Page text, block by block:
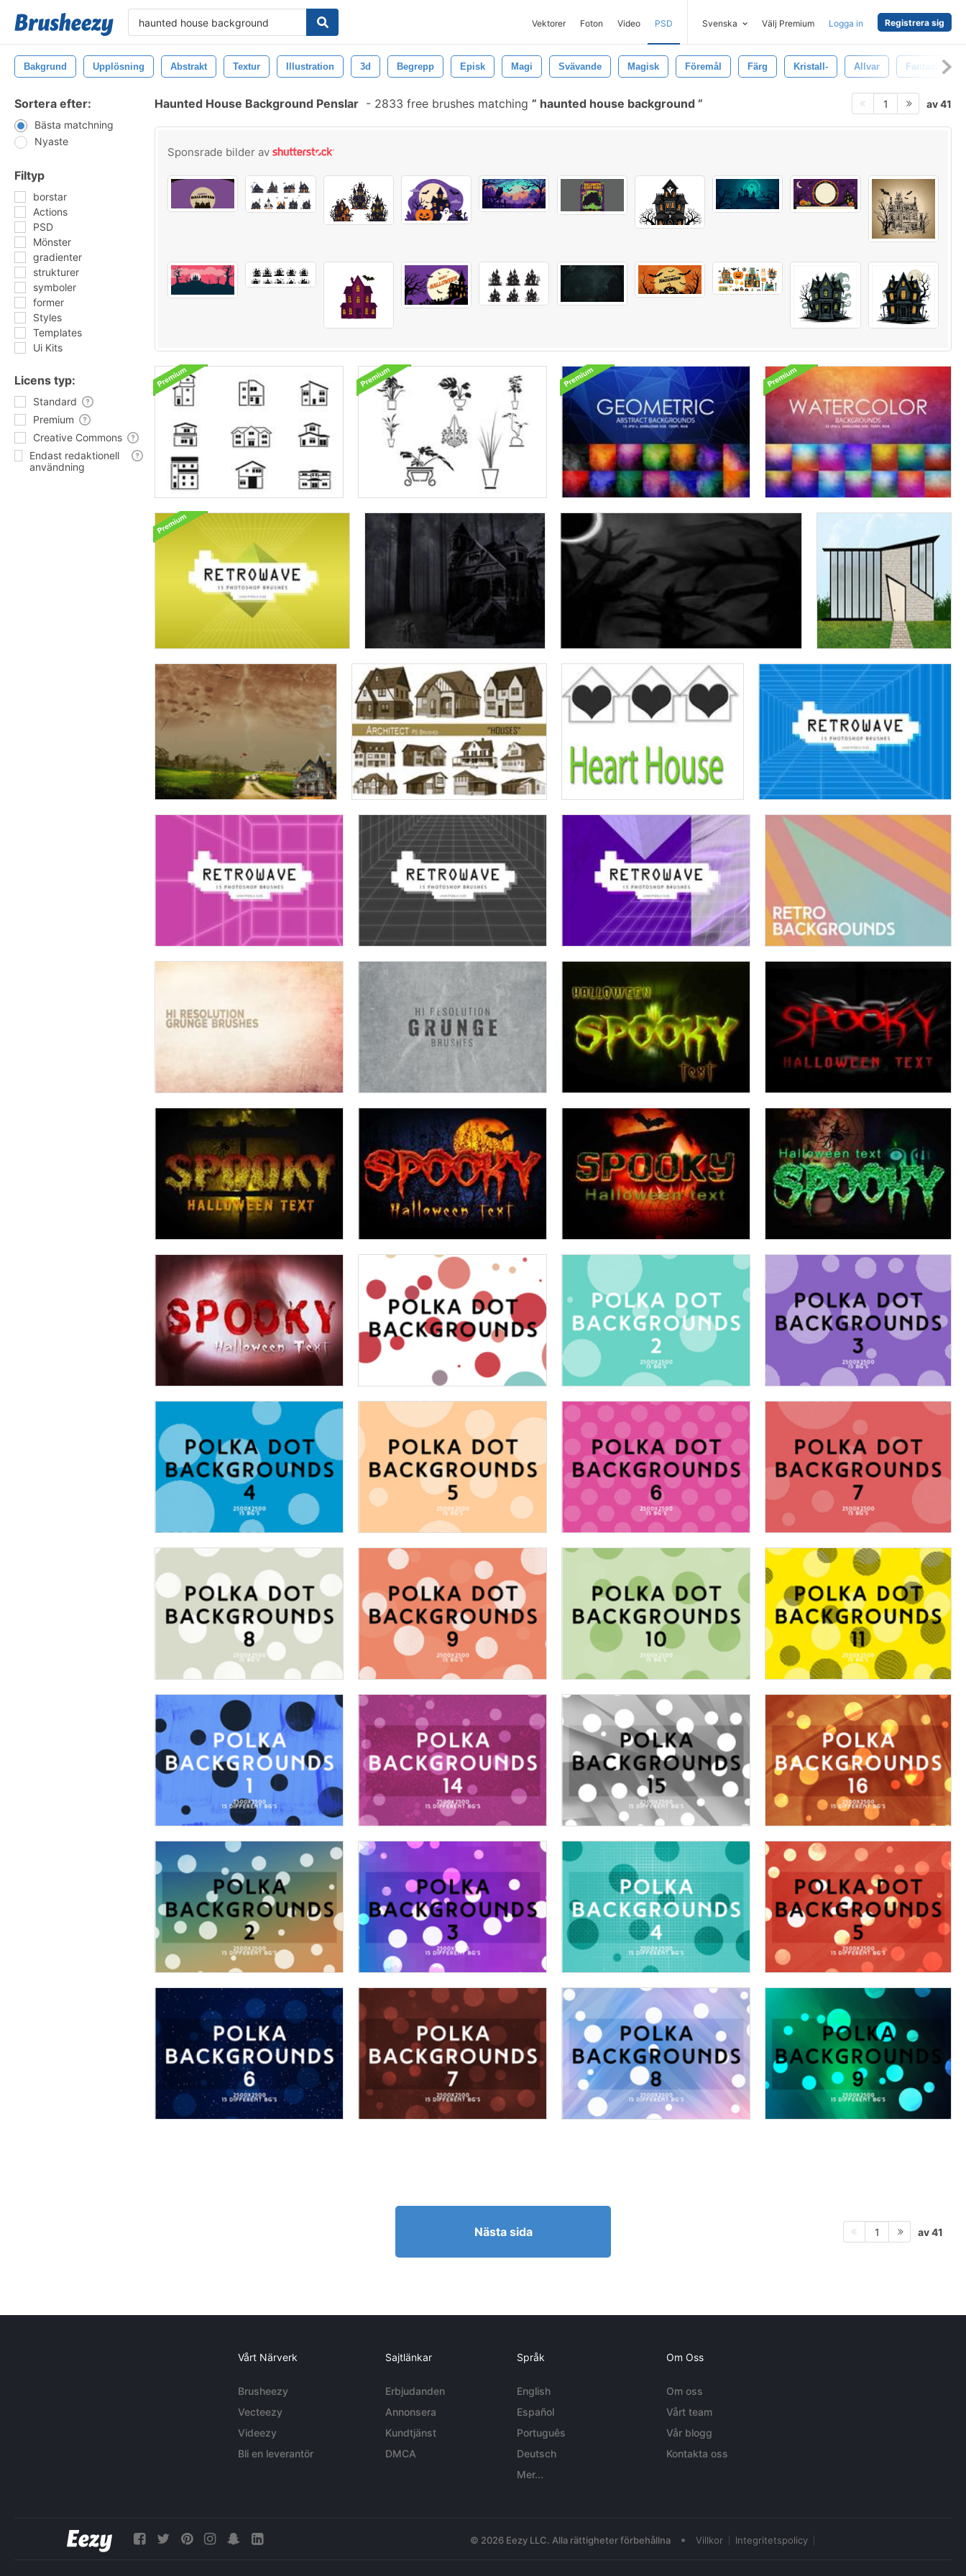
Vektorer Foton Video PSD Svenska Välj Premium Logga in Registrera sig
Bakgrund Upplösning Abstrakt Textur Illustration 3d Begrepp Episk Magi Svävande Magisk Föremål Färg Kristall- Allvar Fantasi
Sortera efter:
Bästa matchning
Nyaste
Filtyp
borstar
Actions
PSD
Mönster
gradienter
strukturer
symboler
former
Styles
Templates
Ui Kits
Licens typ:
Standard
Premium
Creative Commons
Endast redaktionell
användning
Haunted House Background Penslar - 2833 free brushes matching haunted house background 1 av 41
Sponsrade bilder av
Nästa sida 1 av 41
Vårt Närverk
Brusheezy
Vecteezy
Videezy
Bli en leverantör
Sajtlänkar
Erbjudanden
Annonsera
Kundtjänst
DMCA
Språk
English
Español
Português
Deutsch
Mer...
Om Oss
Om oss
Vårt team
Vår blogg
Kontakta oss
© 2026 Eezy LLC. Alla rättigheter förbehållna • Villkor Integritetspolicy